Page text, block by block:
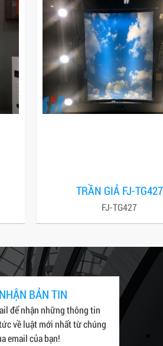
TRẦN GIẢ FJ-TG427
FJ-TG427
BẢN TIN
để nhận những thông tin
về luật mới nhất từ chúng
email của bạn!